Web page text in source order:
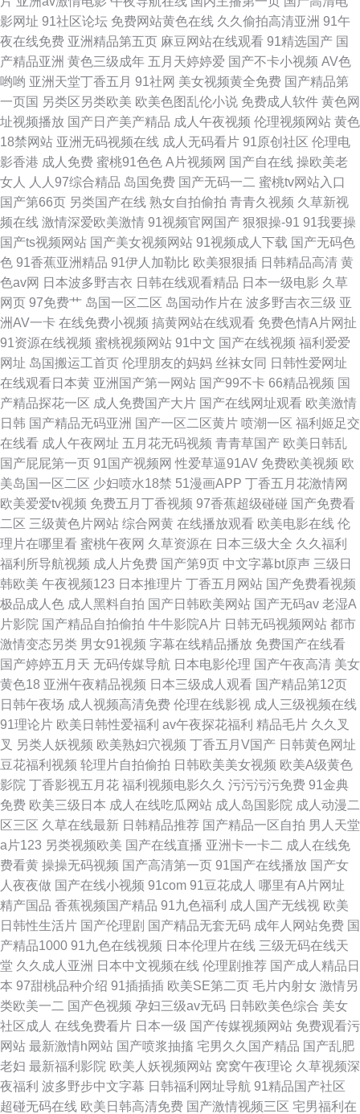
产品 爱福利秒拍广场 91性爱软件蜜桃视频 人人在操人人在撸 中文丰满人妻
大香蕉嫩草久久网 亚洲中文字幕 国产人妖视频 欧美成人久久 久草资源福利
站
影网址 91社区论坛 免费网站黄色在线 久久偷拍高清亚洲 91午
夜在线免费 亚洲精品第五页 麻豆网站在线观看 91精选国产 国
产精品亚洲 黄色三级成年 五月天婷婷爱 国产不卡小视频 AV色
哟哟 亚洲天堂丁香五月 91社网 美女视频黄全免费 国产精品第
一页国 另类区另类欧美 欧美色图乱伦小说 免费成人软件 黄色网
址视频播放 国产日产美产精品 成人午夜视频 伦理视频网站 黄色
18禁网站 亚洲无码视频在线 成人无码看片 91原创社区 伦理电
影香港 成人免费 蜜桃91色色 A片视频网 国产自在线 操欧美老
女人
人人97综合精品 岛国免费 国产无码一二 蜜桃tv网站入口
国产第66页 另类国产在线 熟女自拍偷拍 青青久视频 久草新视
频在线 激情深爱欧美激情 91视频官网国产 狠狠操-91 91我要操
国产ts视频网站 国产美女视频网站 91视频成人下载 国产无码色
色 91香蕉亚洲精品 91伊人加勒比 欧美狠狠插 日韩精品高清 黄
色av网 日本波多野吉衣 日韩在线观看精品 日本一级电影 久草
网页 97免费艹 岛国一区二区 岛国动作片在 波多野吉衣三级 亚
洲AV一卡 在线免费小视频 搞黄网站在线观看 免费色情A片网扯
91资源在线视频 蜜桃视频网站 91中文 国产在线视频 福利爱爱
网址 岛国搬运工首页 伦理朋友的妈妈 丝袜女同 日韩性爱网址
在线观看日本黄 亚洲国产第一网站 国产99不卡 66精品视频 国
产精品探花一区 成人免费国产大片 国产在线网址观看 欧美激情
日韩 国产精品无码亚洲 国产一区二区黄片 喷潮一区 福利姬足交
在线看 成人午夜网址 五月花无码视频 青青草国产 欧美日韩乱
国产屁屁第一页 91国产视频网 性爱草逼91AV 免费欧美视频 欧
美岛国一区二区 少妇喷水18禁 51漫画APP 丁香五月花激情网
欧美爱爱tv视频 免费五月丁香视频 97香蕉超级碰碰 国产免费看
二区 三级黄色片网站 综合网黄 在线播放观看 欧美电影在线 伦
理片在哪里看 蜜桃午夜网 久草资源在 日本三级大全 久久福利
福利所导航视频 成人片免费 国产第9页 中文字幕bt原声 三级日
韩欧美 午夜视频123 日本推理片 丁香五月网站 国产免费看视频
极品成人色 成人黑料自拍 国产日韩欧美网站 国产无码av 老湿A
片影院 国产精品自拍偷拍 牛牛影院A片 日韩无码视频网站 都市
激情变态另类 男女91视频 字幕在线精品播放 免费国产在线看
国产婷婷五月天 无码传媒导航 日本电影伦理 国产午夜高清 美女
黄色18 亚洲午夜精品视频 日本三级成人观看 国产精品第12页
日韩午夜场 成人视频高清免费 伦理在线影视 成人三级视频在线
91理论片 欧美日韩性爱福利 av午夜探花福利 精品毛片 久久叉
叉 另类人妖视频 欧美熟妇穴视频 丁香五月V国产 日韩黄色网址
豆花福利视频 轮理片自拍偷拍 日韩欧美美女视频 欧美A级黄色
影院 丁香影视五月花 福利视频电影久久 污污污污免费 91金典
免费 欧美三级日本 成人在线吃瓜网站 成人岛国影院 成人动漫二
区三区 久草在线最新 日韩精品推荐 国产精品一区自拍 男人天堂
a片123 另类视频欧美 国产在线直播 亚洲卡一卡二 成人在线免
费看黄 操操无码视频 国产高清第一页 91国产在线播放 国产女
人夜夜做 国产在线小视频 91com 91豆花成人 哪里有A片网址
精产国品 香蕉视频国产精品 91九色福利 成人国产无线视 欧美
日韩性生活片 国产伦理剧 国产精品无套无码 成年人网站免费 国
产精品1000 91九色在线视频 日本伦理片在线 三级无码在线天
堂 久久成人亚洲 日本中文视频在线 伦理剧推荐 国产成人精品日
本 97甜桃品种介绍 91插插插 欧美SE第二页 毛片内射女 激情另
类欧美一二 国产色视频 孕妇三级av无码 日韩欧美色综合 美女
社区成人 在线免费看片 日本一级 国产传媒视频网站 免费观看污
网站 最新激情h网站 国产喷浆抽搐 宅男久久国产精品 国产乱肥
老妇 最新福利影院 欧美人妖视频网站 窝窝午夜理论 久草视频深
夜福利 波多野步中文字幕 日韩福利网址导航 91精品国产社区
超碰无码在线 欧美日韩高清免费 国产激情视频三区 宅男福利在